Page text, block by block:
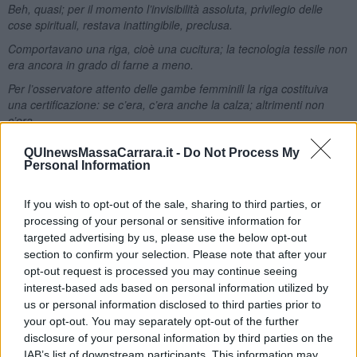
QUInewsMassaCarrara.it - Do Not Process My
Personal Information
If you wish to opt-out of the sale, sharing to third parties, or
processing of your personal or sensitive information for
targeted advertising by us, please use the below opt-out
section to confirm your selection. Please note that after your
opt-out request is processed you may continue seeing
interest-based ads based on personal information utilized by
us or personal information disclosed to third parties prior to
your opt-out. You may separately opt-out of the further
disclosure of your personal information by third parties on the
Beh, quasi; per il momento l’invisibilità assoluta, privilegio delle
cose spirituali, restava inattingibile, preclusa.
Comportavano una riga, cioè una cucitura; la tecnologia tessile non
era ancora in grado di farne a meno.
Per l’osservatore attento delle gambe femminili la riga costituiva
una certificazione: se c’era, c’era anche la calza; altrimenti non
c’era.
Vero, in linea di principio, ma, sopraggiunta la guerra, procurarsi
quel simbolo di raffinatezza diventò difficoltoso e ci furono donne
E di un altro oggetto, ora quasi del tutto scomparso, il Salvadanaio,
ecco cosa scrive:
Mio nonno mi aveva regalato un salvadanaio di terracotta a forma
di orcio e prima di andare a letto lo scuotevo avvicinandolo
all’orecchio. Panciuto come un piccolo Buddha, mi rassicurava con
la sua petulanza. Cominciò così una relazione destinata a
esercitare sulla mia vita e i miei alterni umori un’influenza non
trascurabile: quella col denaro.